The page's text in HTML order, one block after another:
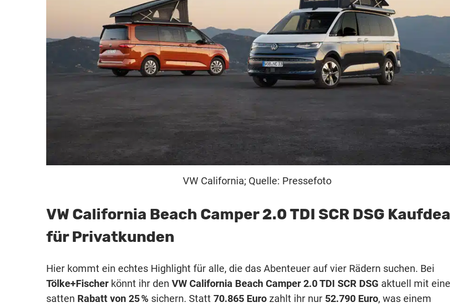
VW California; Quelle: Pressefoto
VW California Beach Camper 2.0 TDI SCR DSG
für Privatkunden
Hier kommt ein echtes Highlight für alle, die das Abenteuer auf vier Rädern suchen. Bei
Tölke+Fischer könnt ihr den VW California Beach Camper 2.0 TDI SCR DSG aktuell mit
satten Rabatt von 25 % sichern. Statt 70.865 Euro zahlt ihr nur 52.790 Euro, was einem